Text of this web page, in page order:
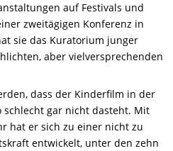
auf Festivals und
zweitägigen Konferenz in
sie das Kuratorium junger
aber vielversprechenden
dass der Kinderfilm in der
schlecht gar nicht dasteht. Mit
hat er sich zu einer nicht zu
entwickelt, unter den zehn